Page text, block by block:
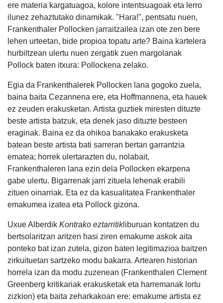
ere materia kargatuagoa, kolore intentsuagoak eta lerro
ilunez zehaztutako dinamikak. "Hara!", pentsatu nuen,
Frankenthaler Pollocken jarraitzailea izan ote zen bere
lehen urteetan, bide propioa topatu arte? Baina kartelera
hurbiltzean ulertu nuen zergatik zuen margolanak
Pollock baten itxura: Pollockena zelako.
Egia da Frankenthalerek Pollocken lana gogoko zuela,
baina baita Cezannena ere, eta Hoffmannena, eta hauek
ez zeuden erakusketan. Artista guztiek miresten dituzte
beste artista batzuk, eta denek jaso dituzte besteen
eraginak. Baina ez da ohikoa banakako erakusketa
batean beste artista bati sarreran bertan garrantzia
ematea; horrek ulertarazten du, nolabait,
Frankenthaleren lana ezin dela Pollocken ekarpena
gabe ulertu. Bigarrenak jarri zituela lehenak erabili
zituen oinarriak. Eta ez da kasualitatea Frankenthaler
emakumea izatea eta Pollock gizona.
Uxue Alberdik Kontrako eztarritikliburuan kontatzen du
bertsolaritzan aritzen hasi ziren emakume askok aita
ponteko bat izan zutela, gizon baten legitimazioa baitzen
zirkuituetan sartzeko modu bakarra. Artearen historian
horrela izan da modu zuzenean (Frankenthaleri Clement
Greenberg kritikariak erakusketak eta harremanak lortu
zizkion) eta baita zeharkakoan ere: emakume artista ez